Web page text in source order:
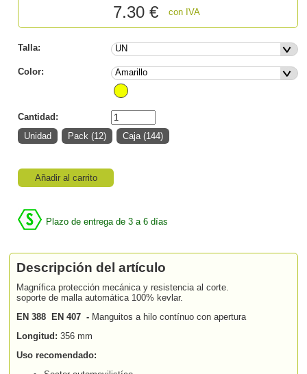
7.30 € con IVA
Talla:
Color:
Cantidad:
Añadir al carrito
Plazo de entrega de 3 a 6 días
Descripción del artículo
Magnífica protección mecánica y resistencia al corte.
soporte de malla automática 100% kevlar.
EN 388 EN 407 - Manguitos a hilo contínuo con apertura
Longitud: 356 mm
Uso recomendado: